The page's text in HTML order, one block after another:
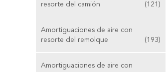
resorte del camión
(121)
Amortiguaciones de aire con
resorte del remolque
(193)
Amortiguaciones de aire con